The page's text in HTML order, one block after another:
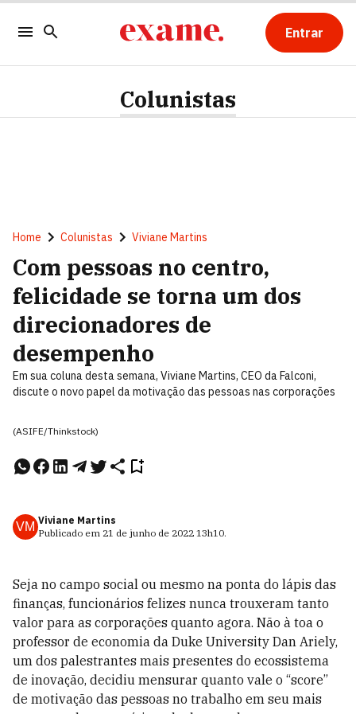
Entrar
Colunistas
Home Colunistas Viviane Martins
Com pessoas no centro,
felicidade se torna um dos
direcionadores de
desempenho
Em sua coluna desta semana, Viviane Martins, CEO da Falconi,
discute o novo papel da motivação das pessoas nas corporações
(ASIFE/Thinkstock)
VM Viviane Martins
Publicado em 21 de junho de 2022 13h10.
Seja no campo social ou mesmo na ponta do lápis das
finanças, funcionários felizes nunca trouxeram tanto
valor para as corporações quanto agora. Não à toa o
professor de economia da Duke University Dan Ariely,
um dos palestrantes mais presentes do ecossistema
de inovação, decidiu mensurar quanto vale o “score”
de motivação das pessoas no trabalho em seu mais